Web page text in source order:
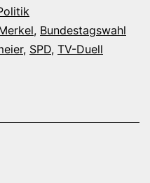
, Bundestagswahl
, SPD, TV-Duell